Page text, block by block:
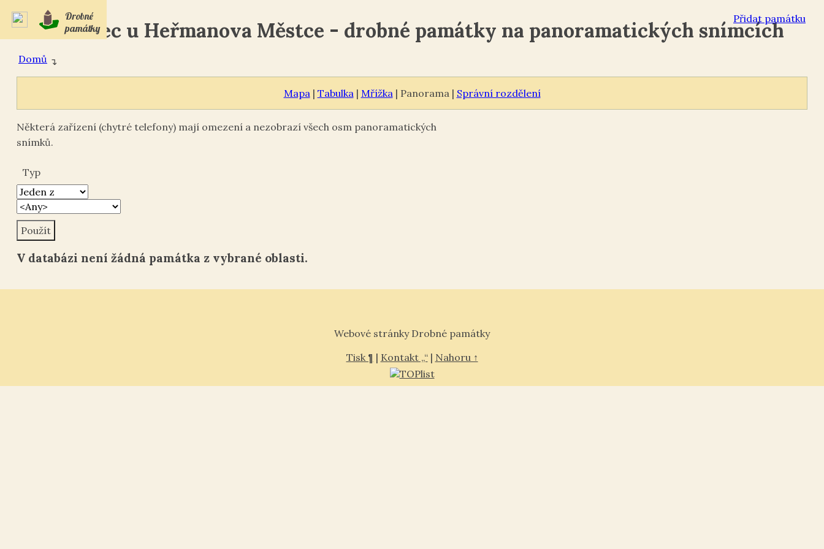
Přidat památku
Drobné
památky
Kostelec u Heřmanova Městce - drobné památky na panoramatických snímcích
Domů ↴
Mapa | Tabulka | Mřížka | Panorama | Správní rozdělení
Některá zařízení (chytré telefony) mají omezení a nezobrazí všech osm panoramatických
snímků.
Typ
V databázi není žádná památka z vybrané oblasti.
Webové stránky Drobné památky
Tisk ¶ | Kontakt „“| Nahoru ↑